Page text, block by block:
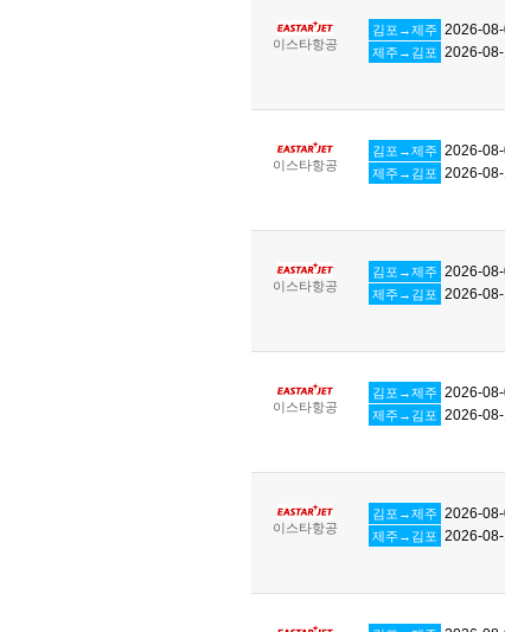
이스타항공
김포→제주 2026-
제주→김포 2026-
이스타항공
김포→제주 2026-
제주→김포 2026-
이스타항공
김포→제주 2026-
제주→김포 2026-
이스타항공
김포→제주 2026-
제주→김포 2026-
이스타항공
김포→제주 2026-
제주→김포 2026-